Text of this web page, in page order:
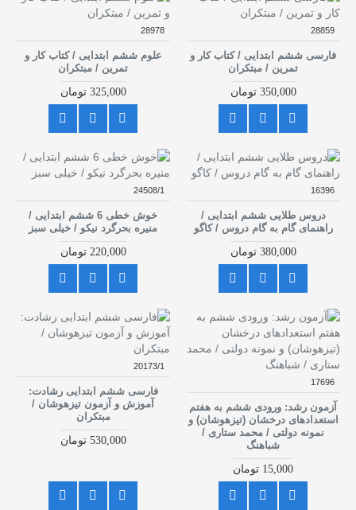
28859
فارسی ششم ابتدایی / کتاب کار و
تمرین / مبتکران
350,000 تومان
28978
علوم ششم ابتدایی / کتاب کار و
تمرین / مبتکران
325,000 تومان
16396
دروس طلایی ششم ابتدایی /
راهنمای گام به گام دروس / کاگو
380,000 تومان
24508/1
خوش خطی 6 ششم ابتدایی /
منیره بحرگرد نیکو / خیلی سبز
220,000 تومان
17696
آزمون رشد: ورودی ششم به هفتم
استعدادهای درخشان (تیزهوشان) و
نمونه دولتی / محمد ستاری /
شباهنگ
15,000 تومان
20173/1
فارسی ششم ابتدایی رشادت:
آموزش و آزمون تیزهوشان /
مبتکران
530,000 تومان